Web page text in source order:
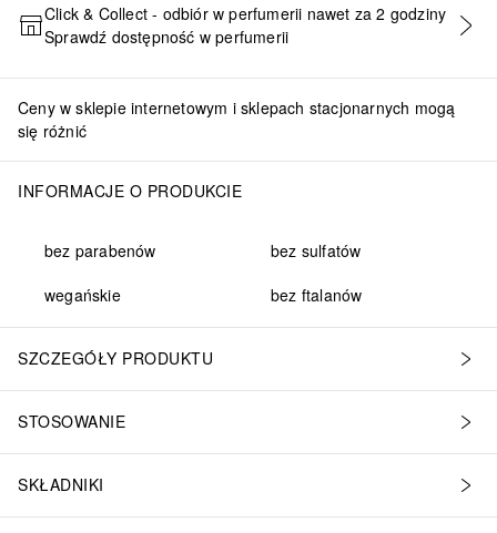
DODAJ DO KOSZYKA
Click & Collect - odbiór w perfumerii nawet za 2 godziny
Sprawdź dostępność w perfumerii
Ceny w sklepie internetowym i sklepach stacjonarnych mogą
się różnić
INFORMACJE O PRODUKCIE
bez parabenów
bez sulfatów
wegańskie
bez ftalanów
SZCZEGÓŁY PRODUKTU
STOSOWANIE
SKŁADNIKI